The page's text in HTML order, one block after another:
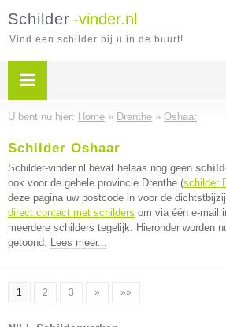
Schilder -vinder.nl
Vind een schilder bij u in de buurt!
U bent nu hier: Home » Drenthe » Oshaar
Schilder Oshaar
Schilder-vinder.nl bevat helaas nog geen
ook voor de gehele provincie Drenthe (schilder
deze pagina uw postcode in voor de
direct contact met schilders om via één e-mail
meerdere schilders tegelijk. Hieronder worden
getoond. Lees meer...
1 2 3 » »»